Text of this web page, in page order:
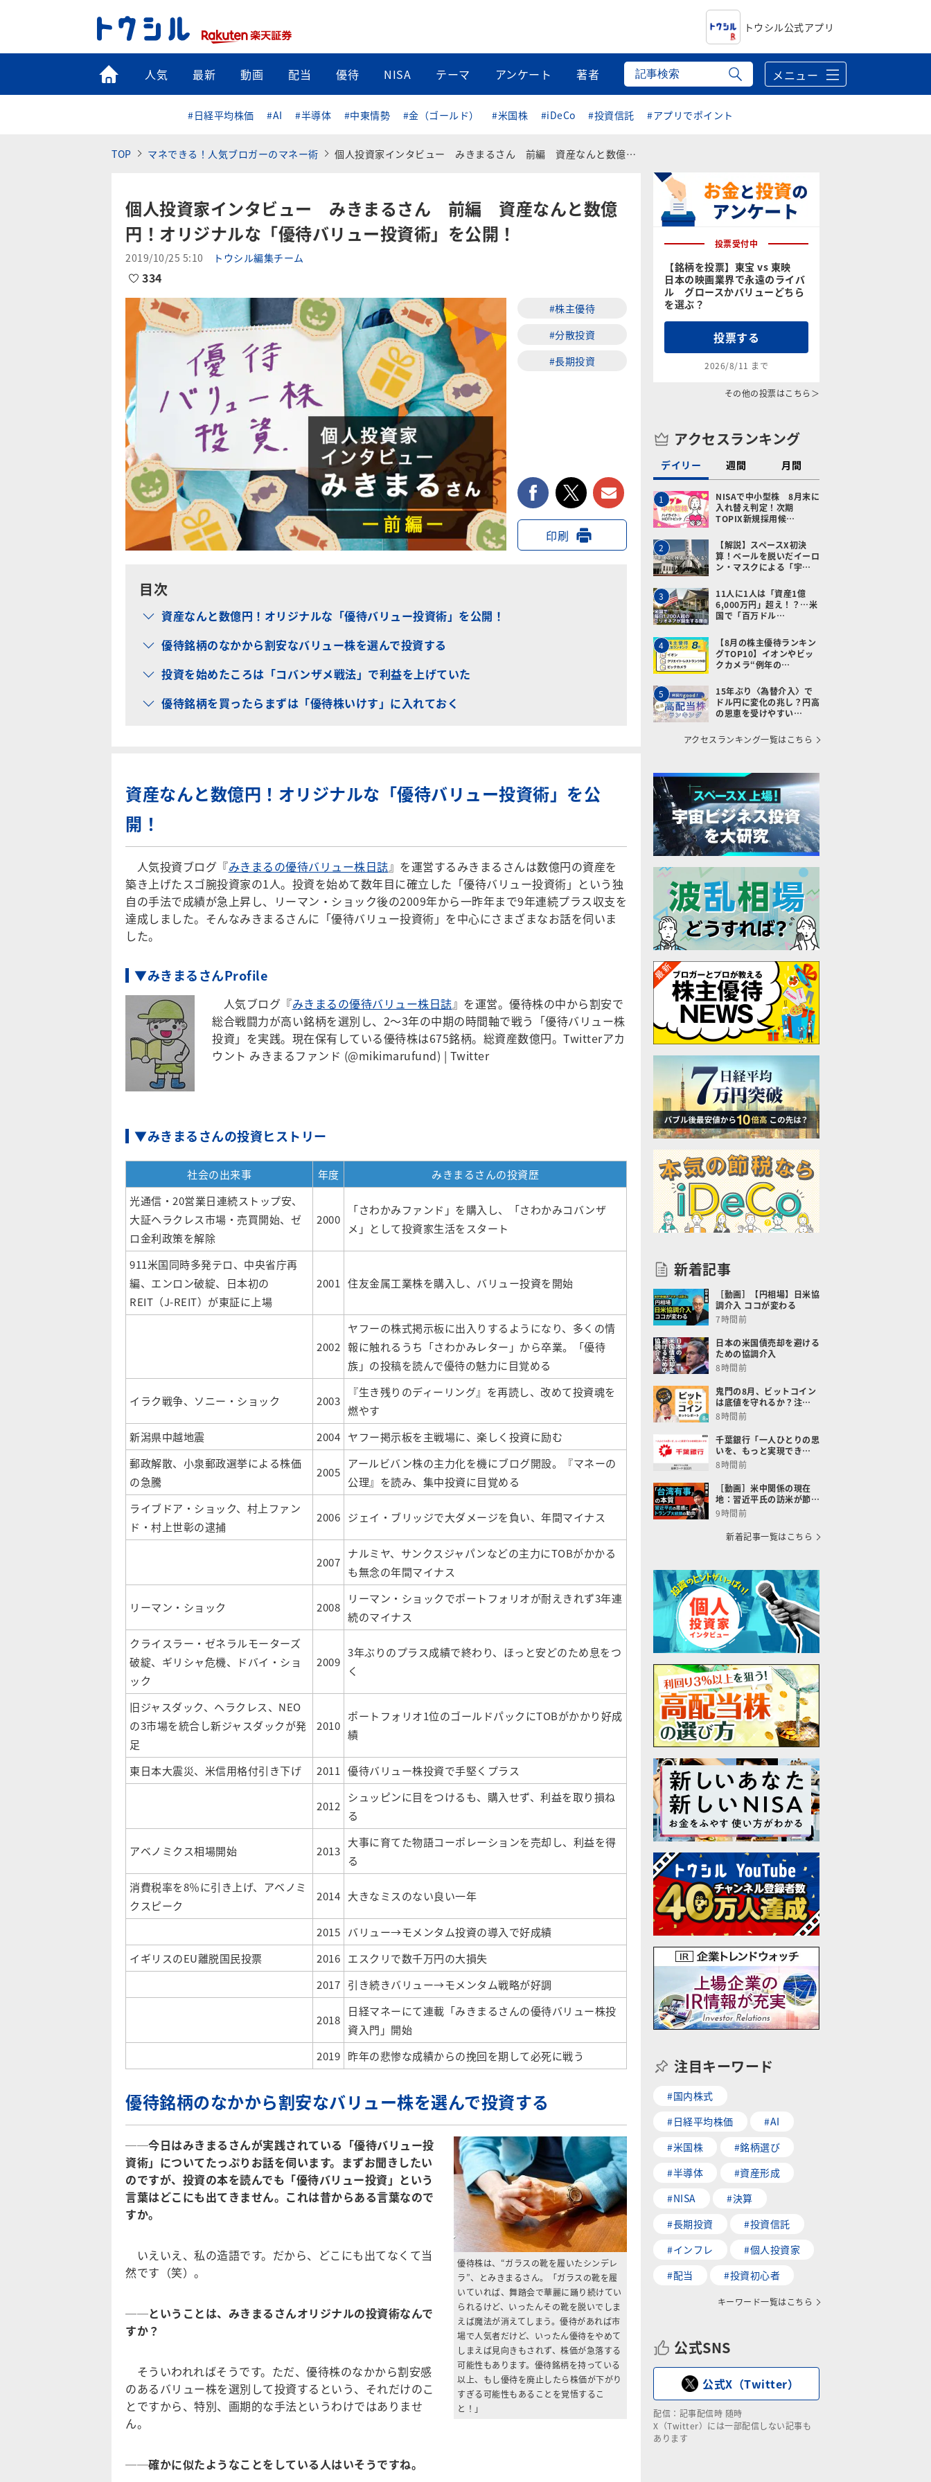
トウシル公式アプリ
トップ
人気 最新 動画 配当 優待 NISA テーマ アンケート 著者 メニュー
#日経平均株価 #AI #半導体 #中東情勢 #金（ゴールド） #米国株 #iDeCo #投資信託 #アプリでポイント
TOP マネできる！人気ブロガーのマネー術 個人投資家インタビュー みきまるさん 前編 資産なんと数億円！オリジナルな「優待バリュー投資術」を公開！
個人投資家インタビュー みきまるさん 前編 資産なんと数億
円！オリジナルな「優待バリュー投資術」を公開！
2019/10/25 5:10 トウシル編集チーム
334
#株主優待
#分散投資
#長期投資
facebooktwitter メールで送る
印刷
目次
資産なんと数億円！オリジナルな「優待バリュー投資術」を公開！
優待銘柄のなかから割安なバリュー株を選んで投資する
投資を始めたころは「コバンザメ戦法」で利益を上げていた
優待銘柄を買ったらまずは「優待株いけす」に入れておく
資産なんと数億円！オリジナルな「優待バリュー投資術」を公
開！
人気投資ブログ『みきまるの優待バリュー株日誌』を運営するみきまるさんは数億円の資産を
築き上げたスゴ腕投資家の1人。投資を始めて数年目に確立した「優待バリュー投資術」という独
自の手法で成績が急上昇し、リーマン・ショック後の2009年から一昨年まで9年連続プラス収支を
達成しました。そんなみきまるさんに「優待バリュー投資術」を中心にさまざまなお話を伺いま
した。
▼みきまるさんProfile
人気ブログ『みきまるの優待バリュー株日誌』を運営。優待株の中から割安で
総合戦闘力が高い銘柄を選別し、2～3年の中期の時間軸で戦う「優待バリュー株
投資」を実践。現在保有している優待株は675銘柄。総資産数億円。Twitterアカ
ウント みきまるファンド (@mikimarufund) | Twitter
▼みきまるさんの投資ヒストリー
社会の出来事 年度
みきまるさんの投資歴
光通信・20営業日連続ストップ安、
大証ヘラクレス市場・売買開始、ゼ
ロ金利政策を解除
2000
「さわかみファンド」を購入し、「さわかみコバンザ
メ」として投資家生活をスタート
911米国同時多発テロ、中央省庁再
編、エンロン破綻、日本初の
REIT（J-REIT）が東証に上場
2001 住友金属工業株を購入し、バリュー投資を開始
2002
ヤフーの株式掲示板に出入りするようになり、多くの情
報に触れるうち「さわかみレター」から卒業。「優待
族」の投稿を読んで優待の魅力に目覚める
イラク戦争、ソニー・ショック 2003
『生き残りのディーリング』を再読し、改めて投資魂を
燃やす
新潟県中越地震
2004 ヤフー掲示板を主戦場に、楽しく投資に励む
郵政解散、小泉郵政選挙による株価
の急騰
2005
アールビバン株の主力化を機にブログ開設。『マネーの
公理』を読み、集中投資に目覚める
ライブドア・ショック、村上ファン
ド・村上世彰の逮捕
2006 ジェイ・ブリッジで大ダメージを負い、年間マイナス
2007
ナルミヤ、サンクスジャパンなどの主力にTOBがかかる
も無念の年間マイナス
リーマン・ショック 2008
リーマン・ショックでポートフォリオが耐えきれず3年連
続のマイナス
クライスラー・ゼネラルモーターズ
破綻、ギリシャ危機、ドバイ・ショ
ック
2009
3年ぶりのプラス成績で終わり、ほっと安どのため息をつ
く
旧ジャスダック、ヘラクレス、NEO
の3市場を統合し新ジャスダックが発
足
2010
ポートフォリオ1位のゴールドパックにTOBがかかり好成
績
東日本大震災、米信用格付引き下げ 2011 優待バリュー株投資で手堅くプラス
2012
シュッピンに目をつけるも、購入せず、利益を取り損ね
る
アベノミクス相場開始 2013
大事に育てた物語コーポレーションを売却し、利益を得
る
消費税率を8％に引き上げ、アベノミ
クスピーク
2014 大きなミスのない良い一年
2015 バリュー→モメンタム投資の導入で好成績
イギリスのEU離脱国民投票
2016 エスクリで数千万円の大損失
2017 引き続きバリュー→モメンタム戦略が好調
2018
日経マネーにて連載「みきまるさんの優待バリュー株投
資入門」開始
2019 昨年の悲惨な成績からの挽回を期して必死に戦う
優待銘柄のなかから割安なバリュー株を選んで投資する
優待株は、“ガラスの靴を履いたシンデレ
ラ”、とみきまるさん。「ガラスの靴を履
いていれば、舞踏会で華麗に踊り続けてい
られるけど、いったんその靴を脱いでしま
えば魔法が消えてしまう。優待があれば市
場で人気者だけど、いったん優待をやめて
しまえば見向きもされず、株価が急落する
可能性もあります。優待銘柄を持っている
以上、もし優待を廃止したら株価が下がり
すぎる可能性もあることを覚悟するこ
と！」
──今日はみきまるさんが実践されている「優待バリュー投
資術」についてたっぷりお話を伺います。まずお聞きしたい
のですが、投資の本を読んでも「優待バリュー投資」という
言葉はどこにも出てきません。これは昔からある言葉なので
すか。
いえいえ、私の造語です。だから、どこにも出てなくて当
然です（笑）。
──ということは、みきまるさんオリジナルの投資術なんで
すか？
そういわれればそうです。ただ、優待株のなかから割安感
のあるバリュー株を選別して投資するという、それだけのこ
とですから、特別、画期的な手法というわけではありませ
ん。
──確かに似たようなことをしている人はいそうですね。
投票受付中
【銘柄を投票】東宝 vs 東映
日本の映画業界で永遠のライバ
ル グロースかバリューどちら
を選ぶ？
投票する
2026/8/11 まで
その他の投票はこちら＞
アクセスランキング
デイリー 週間 月間
1
NISAで中小型株 8月末に
入れ替え判定！次期
TOPIX新規採用候…
2
【解説】スペースX初決
算！ベールを脱いだイーロ
ン・マスクによる「宇…
3
11人に1人は「資産1億
6,000万円」超え！？…米
国で「百万ドル…
4
【8月の株主優待ランキン
グTOP10】イオンやビッ
クカメラ“例年の…
5
15年ぶり〈為替介入〉で
ドル円に変化の兆し？円高
の恩恵を受けやすい…
アクセスランキング一覧はこちら
新着記事
［動画］【円相場】日米協
調介入 ココが変わる
7時間前
日本の米国債売却を避ける
ための協調介入
8時間前
鬼門の8月、ビットコイン
は底値を守れるか？注…
8時間前
千葉銀行「一人ひとりの思
いを、もっと実現でき…
8時間前
［動画］米中関係の現在
地：習近平氏の訪米が節…
9時間前
新着記事一覧はこちら
注目キーワード
#国内株式
#日経平均株価
#AI
#米国株
#銘柄選び
#半導体
#資産形成
#NISA
#決算
#長期投資
#投資信託
#インフレ
#個人投資家
#配当
#投資初心者
キーワード一覧はこちら
公式SNS
公式X（Twitter）
配信：記事配信時 随時
X（Twitter）には一部配信しない記事も
あります